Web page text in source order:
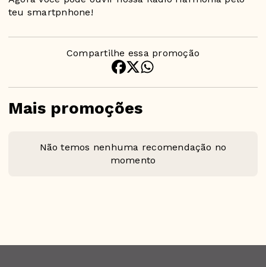
teu smartpnhone!
Compartilhe essa promoção
Mais promoções
Não temos nenhuma recomendação no
momento